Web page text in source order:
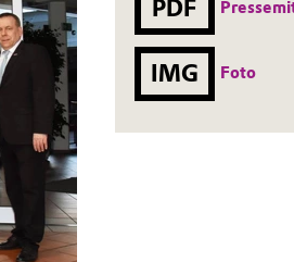
PDF
IMG Foto